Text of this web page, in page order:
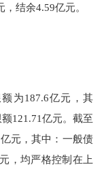
结余4.59亿元。
为187.6亿元，其
121.71亿元。截至
元，其中：一般债
，均严格控制在上